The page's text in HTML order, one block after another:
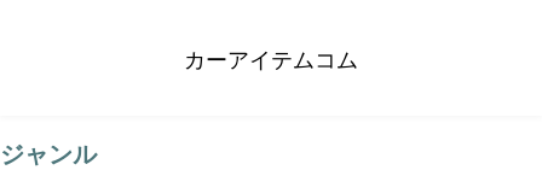
カーアイテムコム
ジャンル